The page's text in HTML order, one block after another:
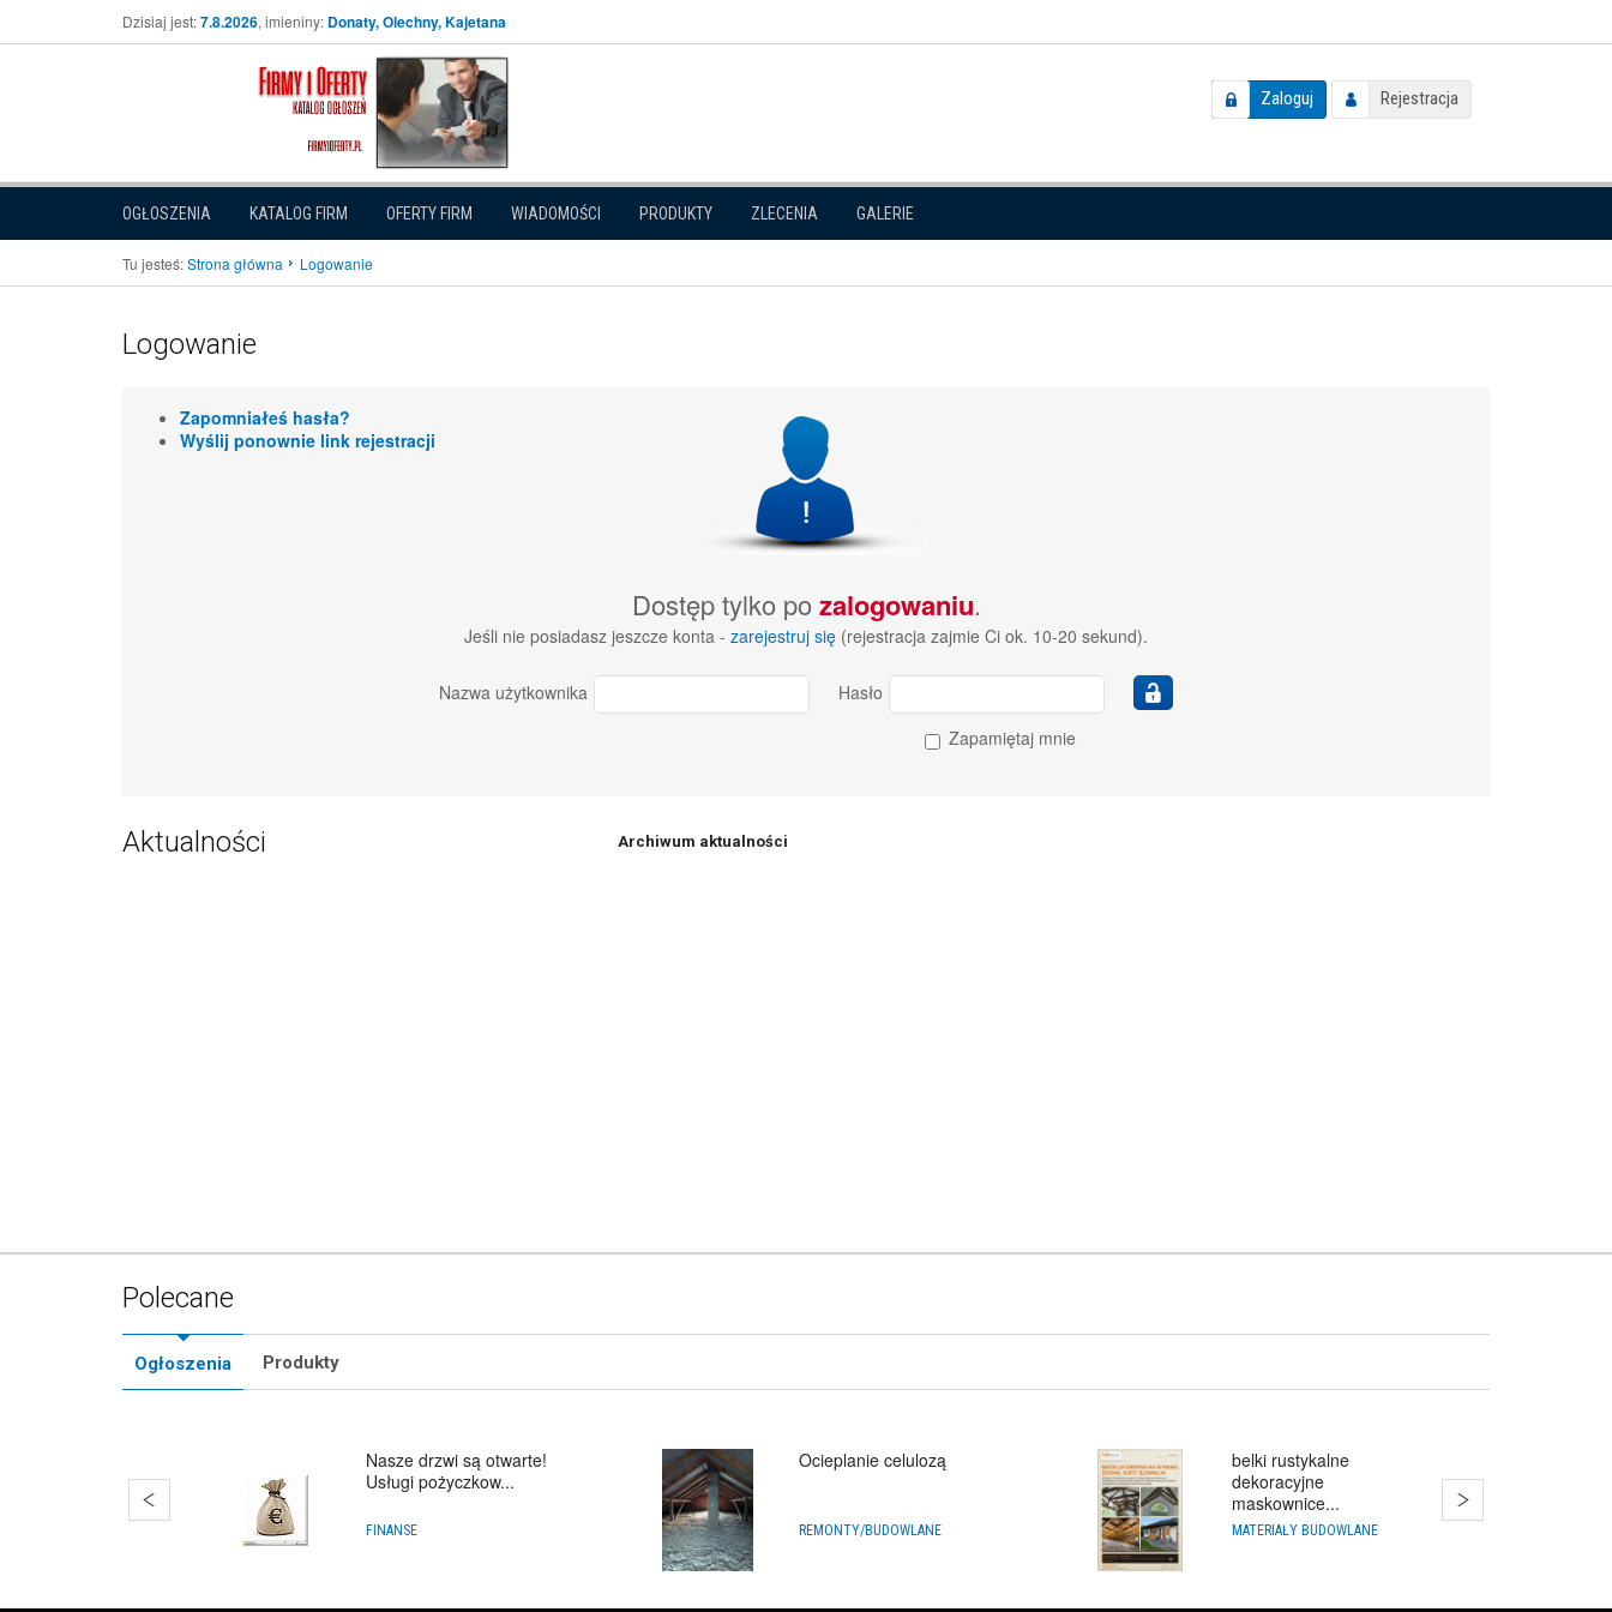
Dzisiaj jest:7.8.2026, imieniny: Donaty, Olechny, Kajetana
Zaloguj Rejestracja
OGŁOSZENIA KATALOG FIRM OFERTY FIRM WIADOMOŚCI PRODUKTY ZLECENIA GALERIE
Tu jesteś:Strona główna Logowanie
Logowanie
Dostęp tylko pozalogowaniu.
Jeśli nie posiadasz jeszcze konta - zarejestruj się (rejestracja zajmie Ci ok. 10-20 sekund).
Nazwa użytkownika
Hasło
Zapamiętaj mnie
Zapomniałeś hasła?
Wyślij ponownie link rejestracji
Aktualności Archiwum aktualności
Polecane
Ogłoszenia Produkty
Nasze drzwi są otwarte!
Usługi pożyczkow...
FINANSE
Ocieplanie celulozą
REMONTY/BUDOWLANE
belki rustykalne
dekoracyjne
maskownice...
MATERIAŁY BUDOWLANE